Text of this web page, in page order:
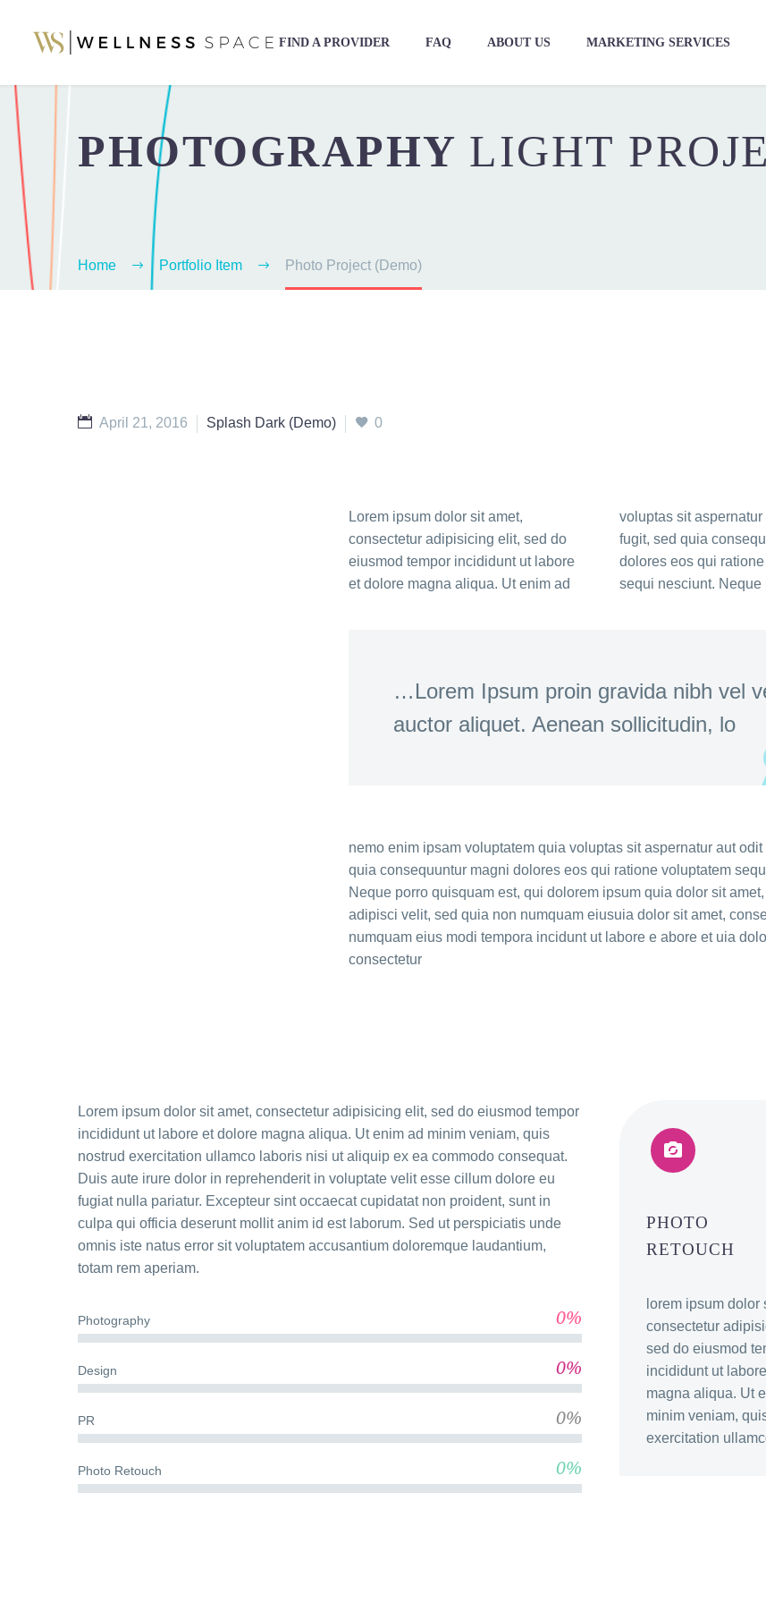
FIND A PROVIDER FAQ ABOUT US MARKETING SERVICES
PHOTOGRAPHY LIGHT
Home Portfolio Item Photo Project (Demo)
April 21, 2016 Splash Dark (Demo) 0
Lorem ipsum dolor sit amet,
consectetur adipisicing elit, sed do
eiusmod tempor incididunt ut labore
et dolore magna aliqua. Ut enim ad
voluptas sit aspernatur
fugit, sed quia
dolores eos qui
sequi nesciunt. Neque
…Lorem Ipsum proin gravida nibh vel
auctor aliquet. Aenean sollicitudin, lo
nemo enim ipsam voluptatem quia voluptas sit aspernatur aut odit
quia consequuntur magni dolores eos qui ratione voluptatem
Neque porro quisquam est, qui dolorem ipsum quia dolor sit
adipisci velit, sed quia non numquam eiusuia dolor sit amet,
numquam eius modi tempora incidunt ut labore e abore et uia
consectetur
Lorem ipsum dolor sit amet, consectetur adipisicing elit, sed do eiusmod tempor
incididunt ut labore et dolore magna aliqua. Ut enim ad minim veniam, quis
nostrud exercitation ullamco laboris nisi ut aliquip ex ea commodo consequat.
Duis aute irure dolor in reprehenderit in voluptate velit esse cillum dolore eu
fugiat nulla pariatur. Excepteur sint occaecat cupidatat non proident, sunt in
culpa qui officia deserunt mollit anim id est laborum. Sed ut perspiciatis unde
omnis iste natus error sit voluptatem accusantium doloremque laudantium,
totam rem aperiam.
Photography 0%
Design 0%
PR 0%
Photo Retouch 0%


PHOTO
RETOUCH
lorem ipsum dolor
consectetur
sed do eiusmod
incididunt ut
magna aliqua. Ut
minim veniam,
exercitation